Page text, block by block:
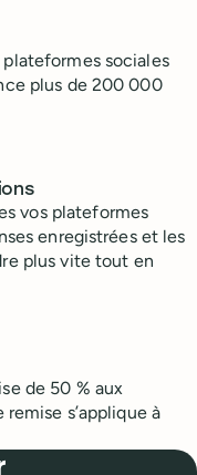
sociales
plus de 200 000
vos plateformes
enregistrées et les
plus vite tout en
de 50 % aux
s’applique à